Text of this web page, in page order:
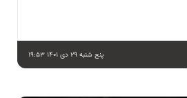
پنج شنبه 29 دی 1401 19:53